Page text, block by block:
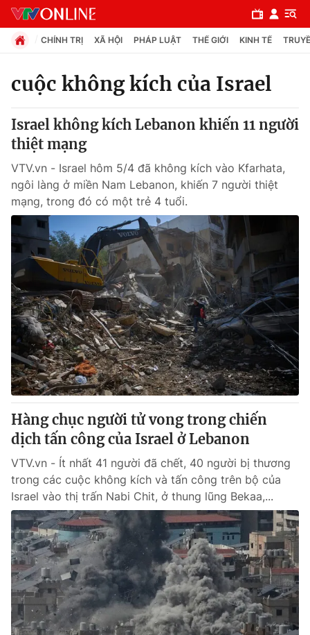
Chuyên mục
Chính trị
Xã hội
Pháp luật
Y tế
Thế giới
Tin tức
Thế giới đó đây
Câu chuyện quốc tế
Kinh tế
Tài chính
Thị trường
Góc doanh nghiệp
Dữ liệu và đời sống
Truyền hình
Phim VTV
Hậu trường
Nhân vật
Khán giả
Giải sao mai
Giải trí
Điện ảnh
Âm nhạc
Sao
Đời sống
Du lịch
Làm đẹp
Chất lượng cuộc sống
Giáo dục
Tuyển sinh
Học trực tuyến
Công nghệ
Hitech Công nghệ tương lai
Giao lưu trực tuyến
CHÍNH TRỊ XÃ HỘI PHÁP LUẬT THẾ GIỚI KINH TẾ
cuộc không kích của Israel
Israel không kích Lebanon khiến 11 người
thiệt mạng
VTV.vn - Israel hôm 5/4 đã không kích vào Kfarhata,
ngôi làng ở miền Nam Lebanon, khiến 7 người thiệt
mạng, trong đó có một trẻ 4 tuổi.
Hàng chục người tử vong trong chiến
dịch tấn công của Israel ở Lebanon
VTV.vn - Ít nhất 41 người đã chết, 40 người bị thương
trong các cuộc không kích và tấn công trên bộ của
Israel vào thị trấn Nabi Chit, ở thung lũng Bekaa,...